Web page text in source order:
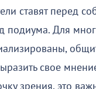
ставят перед
подиума. Для
свое
зрения, это